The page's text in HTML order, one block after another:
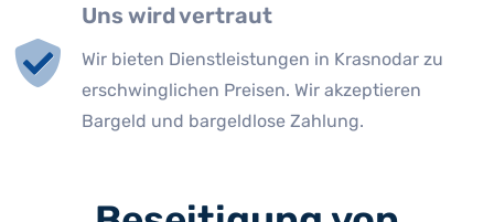
Uns wird vertraut
Wir bieten Dienstleistungen in Krasnodar zu
erschwinglichen Preisen. Wir akzeptieren
Bargeld und bargeldlose Zahlung.